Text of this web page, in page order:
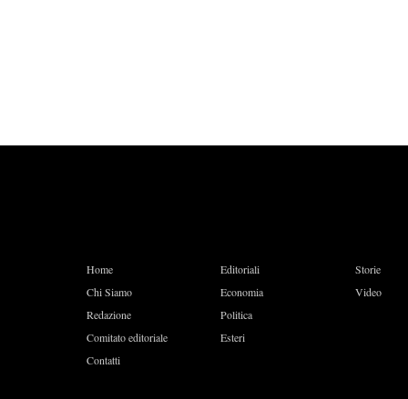
Home
Chi Siamo
Redazione
Comitato editoriale
Contatti
Editoriali
Economia
Politica
Esteri
Storie
Video